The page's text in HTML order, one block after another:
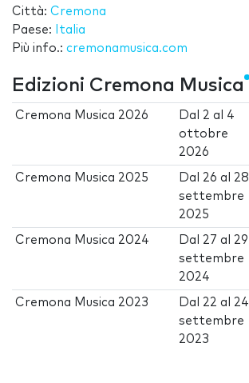
Città: Cremona
Paese:
Italia
Più info.: cremonamusica.com
Edizioni Cremona Musica
Cremona Musica 2026 Dal 2 al 4
ottobre
2026
Cremona Musica 2025 Dal 26 al 28
settembre
2025
Cremona Musica 2024 Dal 27 al 29
settembre
2024
Cremona Musica 2023 Dal 22 al 24
settembre
2023